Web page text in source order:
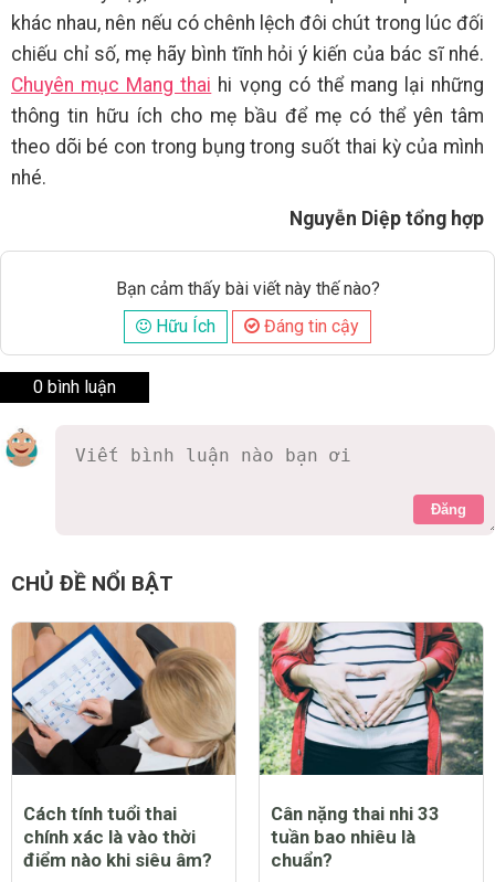
khác nhau, nên nếu có chênh lệch đôi chút trong lúc đối
chiếu chỉ số, mẹ hãy bình tĩnh hỏi ý kiến của bác sĩ nhé.
Chuyên mục Mang thai hi vọng có thể mang lại những
thông tin hữu ích cho mẹ bầu để mẹ có thể yên tâm
theo dõi bé con trong bụng trong suốt thai kỳ của mình
nhé.
Nguyễn Diệp tổng hợp
Bạn cảm thấy bài viết này thế nào?
Hữu Ích
Đáng tin cậy
0 bình luận
Đăng
CHỦ ĐỀ NỔI BẬT
Cách tính tuổi thai
chính xác là vào thời
điểm nào khi siêu âm?
Cân nặng thai nhi 33
tuần bao nhiêu là
chuẩn?